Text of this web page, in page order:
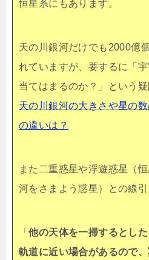
恒星系にもあります。
天の川銀河だけでも2000億
れていますが、要するに「
当てはまるのか？」という疑
天の川銀河の大きさや星の
の違いは？
また二重惑星や浮遊惑星（
河をさまよう惑星）との線
「他の天体を一掃するとし
軌道に近い場合があるので